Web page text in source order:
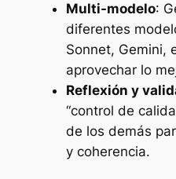
Multi-modelo:
diferentes
Sonnet, Gemini,
aprovechar lo
Reflexión y
“control de
de los demás
y coherencia.